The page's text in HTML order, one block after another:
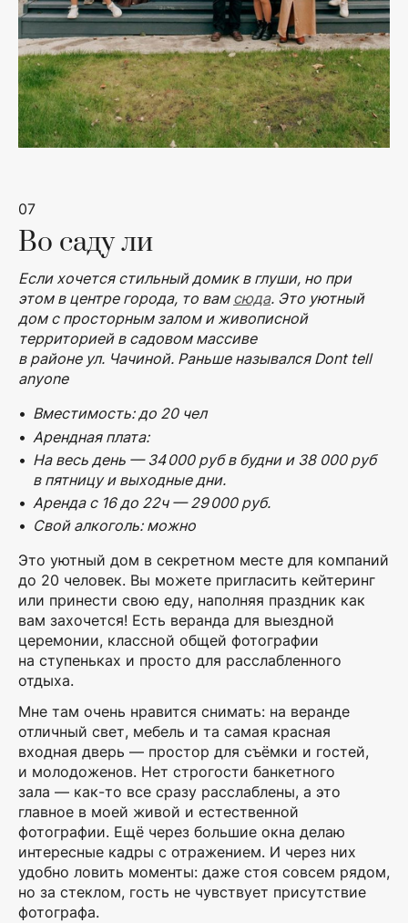
07
Во саду ли
Если хочется стильный домик в глуши, но при
этом в центре города, то вам сюда. Это уютный
дом с просторным залом и живописной
территорией в садовом массиве
в районе ул. Чачиной. Раньше назывался Dont tell
anyone
Вместимость: до 20 чел
Арендная плата:
На весь день — 34 000 руб в будни и 38 000 руб
в пятницу и выходные дни.
Аренда с 16 до 22ч — 29 000 руб.
Свой алкоголь: можно
Это уютный дом в секретном месте для компаний
до 20 человек. Вы можете пригласить кейтеринг
или принести свою еду, наполняя праздник как
вам захочется! Есть веранда для выездной
церемонии, классной общей фотографии
на ступеньках и просто для расслабленного
отдыха.
Мне там очень нравится снимать: на веранде
отличный свет, мебель и та самая красная
входная дверь — простор для съёмки и гостей,
и молодоженов. Нет строгости банкетного
зала — как-то все сразу расслаблены, а это
главное в моей живой и естественной
фотографии. Ещё через большие окна делаю
интересные кадры с отражением. И через них
удобно ловить моменты: даже стоя совсем рядом,
но за стеклом, гость не чувствует присутствие
фотографа.